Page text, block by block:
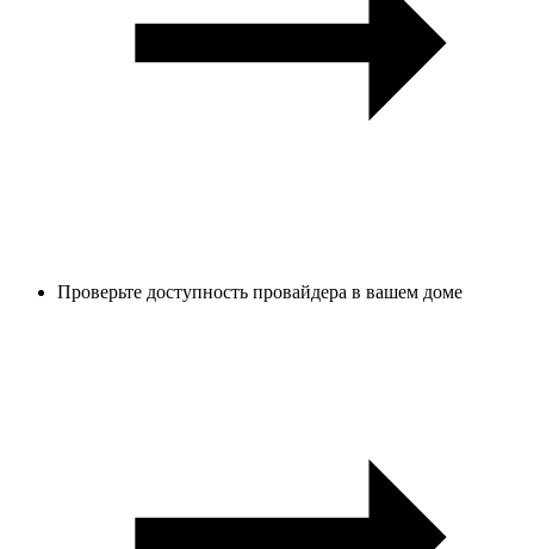
Проверьте доступность провайдера в вашем доме